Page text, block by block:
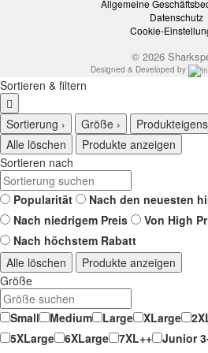
Heute kaufen, später
30 Tage
Allgemeine
Datenschutz
Cookie-
© 2026
Designed & Developed by
Sortieren & filtern
Sortierung › Größe ›
Alle löschen
Produkte anzeigen
Sortieren nach
Popularität
Nach den neuesten
Nach niedrigem Preis
Von High
Nach höchstem Rabatt
Alle löschen
Produkte anzeigen
Größe
Small Medium Large XLarge
5XLarge
6XLarge 7XL++ Junior